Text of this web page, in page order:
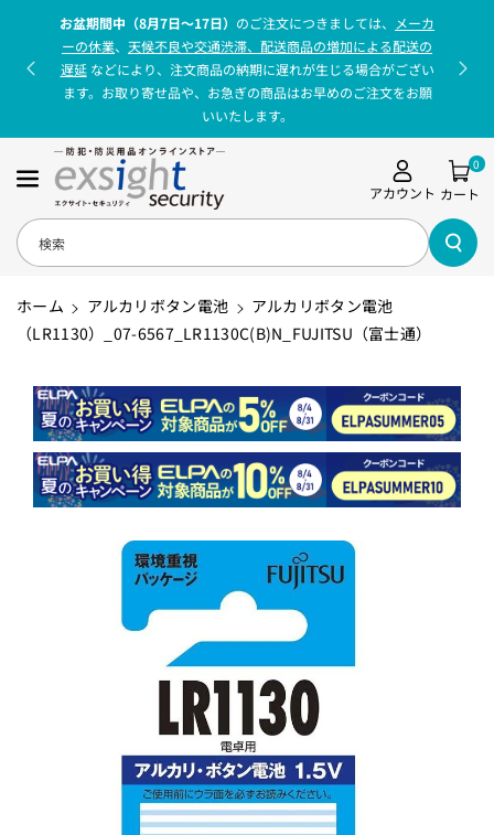
お盆期間中（8月7日〜17日） のご注文につきましては、
メーカ
ーの休業、 天候不良や交通渋滞、配送商品の増加による配送の
遅延などにより、注文商品の納期に遅れが生じる場合がござい
ます。お取り寄せ品や、お急ぎの商品はお早めのご注文をお願
いいたします。
検索
アカウント カート
0
ホーム アルカリボタン電池
アルカリボタン電池
（LR1130）_07-6567_LR1130C(B)N_FUJITSU（富士通）